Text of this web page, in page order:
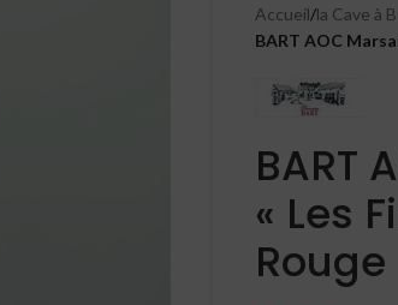
Accueil/la Cave à
BART AOC
BART
« Les
Rouge